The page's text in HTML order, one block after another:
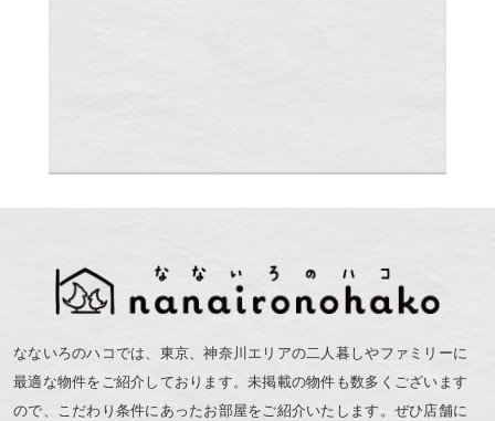
なないろのハコでは、東京、神奈川エリアの二人暮しやファミリーに
最適な物件をご紹介しております。未掲載の物件も数多くございます
ので、こだわり条件にあったお部屋をご紹介いたします。ぜひ店舗に